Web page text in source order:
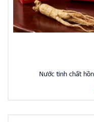
Nước tinh chất